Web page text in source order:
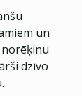
un
norēķinu
dzīvo